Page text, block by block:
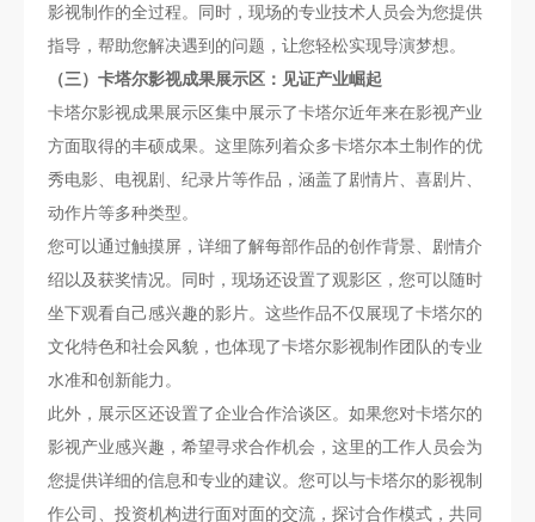
影视制作的全过程。同时，现场的专业技术人员会为您提供
指导，帮助您解决遇到的问题，让您轻松实现导演梦想。
（三）卡塔尔影视成果展示区：见证产业崛起
卡塔尔影视成果展示区集中展示了卡塔尔近年来在影视产业
方面取得的丰硕成果。这里陈列着众多卡塔尔本土制作的优
秀电影、电视剧、纪录片等作品，涵盖了剧情片、喜剧片、
动作片等多种类型。
您可以通过触摸屏，详细了解每部作品的创作背景、剧情介
绍以及获奖情况。同时，现场还设置了观影区，您可以随时
坐下观看自己感兴趣的影片。这些作品不仅展现了卡塔尔的
文化特色和社会风貌，也体现了卡塔尔影视制作团队的专业
水准和创新能力。
此外，展示区还设置了企业合作洽谈区。如果您对卡塔尔的
影视产业感兴趣，希望寻求合作机会，这里的工作人员会为
您提供详细的信息和专业的建议。您可以与卡塔尔的影视制
作公司、投资机构进行面对面的交流，探讨合作模式，共同